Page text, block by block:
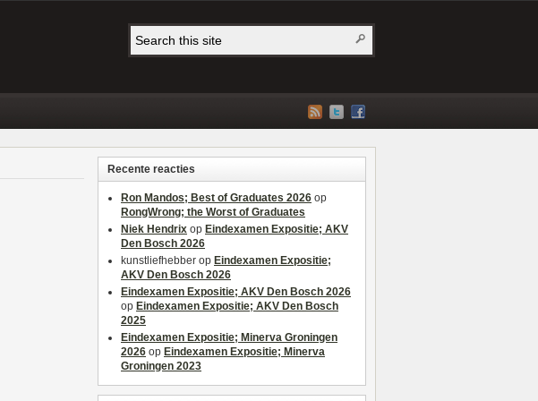
Recente reacties
Ron Mandos; Best of Graduates 2026 op
RongWrong; the Worst of Graduates
Niek Hendrix op Eindexamen Expositie; AKV
Den Bosch 2026
kunstliefhebber op Eindexamen Expositie;
AKV Den Bosch 2026
Eindexamen Expositie; AKV Den Bosch 2026
op Eindexamen Expositie; AKV Den Bosch
2025
Eindexamen Expositie; Minerva Groningen
2026 op Eindexamen Expositie; Minerva
Groningen 2023